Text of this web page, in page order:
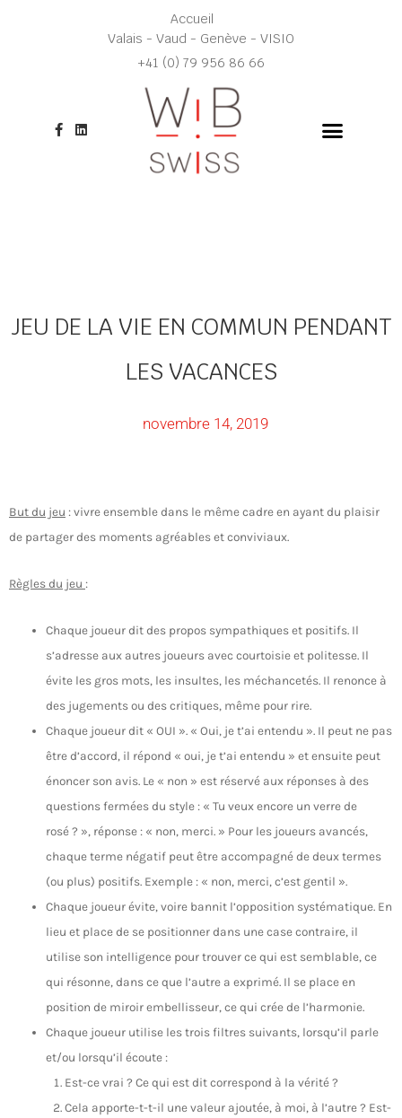
Accueil
Valais - Vaud - Genève - VISIO
+41 (0) 79 956 86 66
F
a
L
i
JEU DE LA VIE EN COMMUN PENDANT
LES VACANCES
novembre 14, 2019
But du jeu : vivre ensemble dans le même cadre en ayant du plaisir
de partager des moments agréables et conviviaux.
Règles du jeu :
Chaque joueur dit des propos sympathiques et positifs. Il
s’adresse aux autres joueurs avec courtoisie et politesse. Il
évite les gros mots, les insultes, les méchancetés. Il renonce à
des jugements ou des critiques, même pour rire.
Chaque joueur dit « OUI ». « Oui, je t’ai entendu ». Il peut ne pas
être d’accord, il répond « oui, je t’ai entendu » et ensuite peut
énoncer son avis. Le « non » est réservé aux réponses à des
questions fermées du style : « Tu veux encore un verre de
rosé ? », réponse : « non, merci. » Pour les joueurs avancés,
chaque terme négatif peut être accompagné de deux termes
(ou plus) positifs. Exemple : « non, merci, c’est gentil ».
Chaque joueur évite, voire bannit l’opposition systématique. En
lieu et place de se positionner dans une case contraire, il
utilise son intelligence pour trouver ce qui est semblable, ce
qui résonne, dans ce que l’autre a exprimé. Il se place en
position de miroir embellisseur, ce qui crée de l’harmonie.
Chaque joueur utilise les trois filtres suivants, lorsqu’il parle
et/ou lorsqu’il écoute :
Est-ce vrai ? Ce qui est dit correspond à la vérité ?
Cela apporte-t-t-il une valeur ajoutée, à moi, à l’autre ? Est-